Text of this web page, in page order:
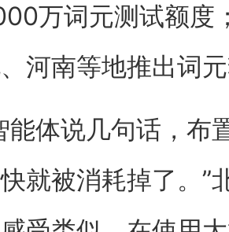
万词元测试额度
河南等地推出词
体说几句话，布
就被消耗掉了。”